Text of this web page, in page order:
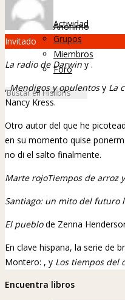
Hislibreños
Actividad
Grupos
Miembros
Foro
Anónimo
Invitado
La radio de Darwin y .
, Mendigos y opulentosy La
Nancy Kress.
Otro autor del que he
en su momento quise
no di el salto finalmente.
Marte rojoTiempos de arroz
Santiago: un mito del futuro
El pueblode Zenna
En clave hispana, la serie de
Montero: , y Los tiempos del
Encuentra libros